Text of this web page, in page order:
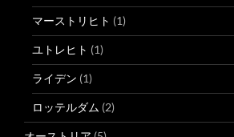
マーストリヒト (1)
ユトレヒト (1)
ライデン (1)
ロッテルダム (2)